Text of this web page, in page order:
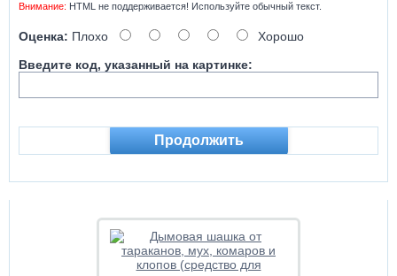
Внимание: HTML не поддерживается! Используйте обычный текст.
Оценка: Плохо
Хорошо
Введите код, указанный на картинке:
Продолжить